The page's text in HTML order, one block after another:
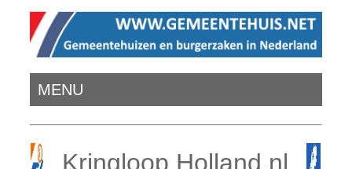
MENU
Kringloop Holland.nl